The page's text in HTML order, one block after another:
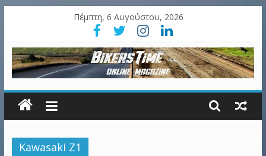
Πέμπτη, 6 Αυγούστου, 2026
Kawasaki Z1